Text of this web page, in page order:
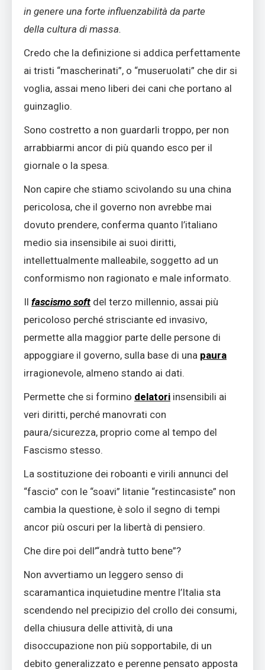
in genere una forte influenzabilità da parte
della cultura di massa.
Credo che la definizione si addica perfettamente
ai tristi “mascherinati”, o “museruolati” che dir si
voglia, assai meno liberi dei cani che portano al
guinzaglio.
Sono costretto a non guardarli troppo, per non
arrabbiarmi ancor di più quando esco per il
giornale o la spesa.
Non capire che stiamo scivolando su una china
pericolosa, che il governo non avrebbe mai
dovuto prendere, conferma quanto l’italiano
medio sia insensibile ai suoi diritti,
intellettualmente malleabile, soggetto ad un
conformismo non ragionato e male informato.
Il fascismo soft del terzo millennio, assai più
pericoloso perché strisciante ed invasivo,
permette alla maggior parte delle persone di
appoggiare il governo, sulla base di una paura
irragionevole, almeno stando ai dati.
Permette che si formino delatori insensibili ai
veri diritti, perché manovrati con
paura/sicurezza, proprio come al tempo del
Fascismo stesso.
La sostituzione dei roboanti e virili annunci del
“fascio” con le “soavi” litanie “restincasiste” non
cambia la questione, è solo il segno di tempi
ancor più oscuri per la libertà di pensiero.
Che dire poi dell’“andrà tutto bene”?
Non avvertiamo un leggero senso di
scaramantica inquietudine mentre l’Italia sta
scendendo nel precipizio del crollo dei consumi,
della chiusura delle attività, di una
disoccupazione non più sopportabile, di un
debito generalizzato e perenne pensato apposta